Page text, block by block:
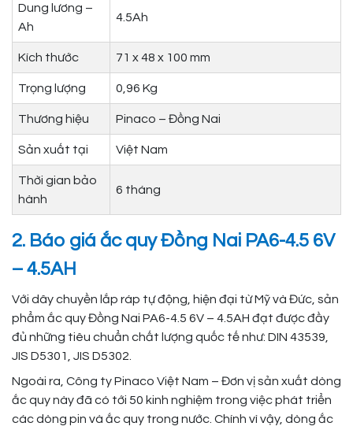
Dung lương –
Ah
4.5Ah
Kích thước 71 x 48 x 100 mm
Trọng lượng 0,96 Kg
Thương hiệu Pinaco – Đồng Nai
Sản xuất tại Việt Nam
Thời gian bảo
hành
6 tháng
2. Báo giá ắc quy Đồng Nai PA6-4.5 6V
– 4.5AH
Với dây chuyền lắp ráp tự động, hiện đại từ Mỹ và Đức, sản
phẩm ắc quy Đồng Nai PA6-4.5 6V – 4.5AH đạt được đầy
đủ những tiêu chuẩn chất lượng quốc tế như: DIN 43539,
JIS D5301, JIS D5302.
Ngoài ra, Công ty Pinaco Việt Nam – Đơn vị sản xuất dòng
ắc quy này đã có tới 50 kinh nghiệm trong việc phát triển
các dòng pin và ắc quy trong nước. Chính vì vậy, dòng ắc